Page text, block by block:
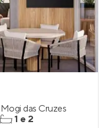
Mogi das Cruzes
1 e 2